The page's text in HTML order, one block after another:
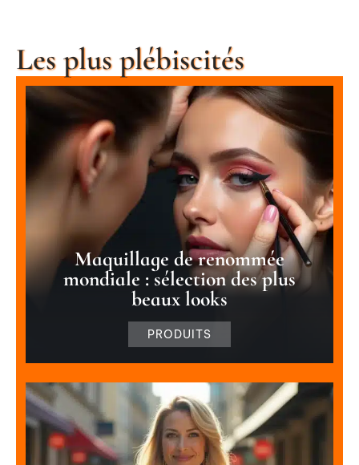
Les plus plébiscités
Maquillage de renommée
mondiale : sélection des plus
beaux looks
PRODUITS